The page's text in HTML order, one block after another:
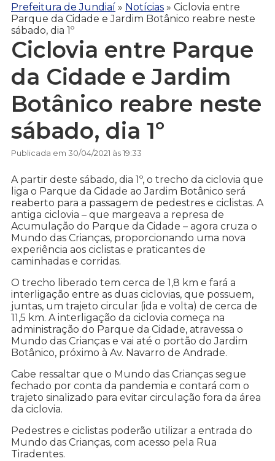
Prefeitura de Jundiaí » Notícias » Ciclovia entre
Parque da Cidade e Jardim Botânico reabre neste
sábado, dia 1º
Ciclovia entre Parque
da Cidade e Jardim
Botânico reabre neste
sábado, dia 1º
Publicada em 30/04/2021 às 19:33
A partir deste sábado, dia 1º, o trecho da ciclovia que
liga o Parque da Cidade ao Jardim Botânico será
reaberto para a passagem de pedestres e ciclistas. A
antiga ciclovia – que margeava a represa de
Acumulação do Parque da Cidade – agora cruza o
Mundo das Crianças, proporcionando uma nova
experiência aos ciclistas e praticantes de
caminhadas e corridas.
O trecho liberado tem cerca de 1,8 km e fará a
interligação entre as duas ciclovias, que possuem,
juntas, um trajeto circular (ida e volta) de cerca de
11,5 km. A interligação da ciclovia começa na
administração do Parque da Cidade, atravessa o
Mundo das Crianças e vai até o portão do Jardim
Botânico, próximo à Av. Navarro de Andrade.
Cabe ressaltar que o Mundo das Crianças segue
fechado por conta da pandemia e contará com o
trajeto sinalizado para evitar circulação fora da área
da ciclovia.
Pedestres e ciclistas poderão utilizar a entrada do
Mundo das Crianças, com acesso pela Rua
Tiradentes.